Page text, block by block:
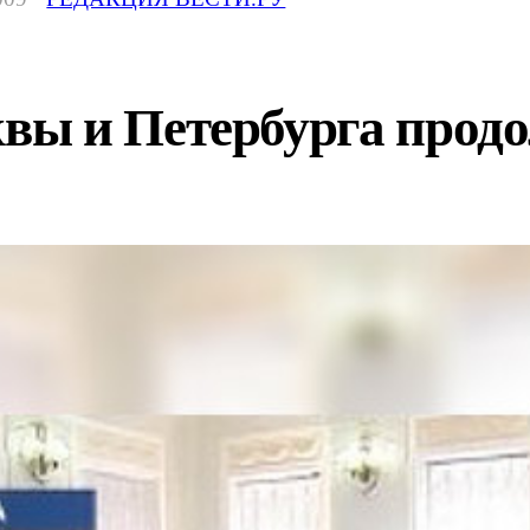
и Петербурга